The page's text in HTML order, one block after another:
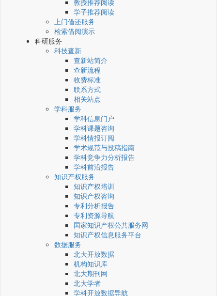
教授推荐阅读
学子推荐阅读
上门借还服务
检索借阅演示
科研服务
科技查新
查新站简介
查新流程
收费标准
联系方式
相关站点
学科服务
学科信息门户
学科课题咨询
学科情报订阅
学术规范与投稿指南
学科竞争力分析报告
学科前沿报告
知识产权服务
知识产权培训
知识产权咨询
专利分析报告
专利资源导航
国家知识产权公共服务网
知识产权信息服务平台
数据服务
北大开放数据
机构知识库
北大期刊网
北大学者
学科开放数据导航